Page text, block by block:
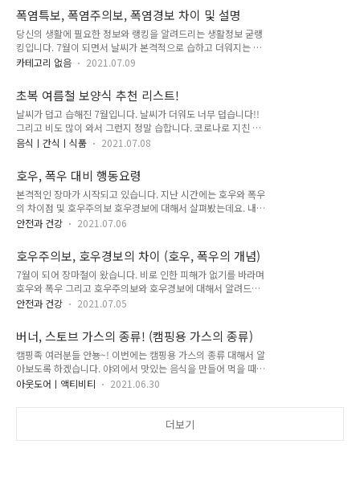
니다. 더위 먹었을 때 증상 및 응급조치 방법 일사병 일사병은 더
위 먹었을 때 나타나는 대표적..
여 정부에서 수도권에 사회적 거리두기를 4단계로 격상하며 특
단에 조치를 취한 것으로 생각됩니다. 이번 수도권 거리두기의
내용을 자세히 살펴보도록 하겠습니다. 거리두기 4단계 "시행기
간" 현재 예정된 거리두기 4단계 기간은 7월 12일 월요일부터 7
월 25일 일요일까지 2주간 시행을 할 예정입니다. 거리두기 4단
축소)할 예정이라고 합니다. 거리두기 4단계 "적용범위" 거리두
기 4단계 적용범위는 수도권 전체..
폭염특보, 폭염주의보, 폭염경보 차이 및 설명
당신의 생활에 필요한 정보와 랭킹을 알려드리는 생활정보 굳랭
킹입니다. 7월이 되면서 날씨가 본격적으로 습하고 더워지는 것
같습니다. 이렇게 더위가 지속되는 기상 현상을 폭염이라고 하는
염특보, 폭염주의보, 폭염경보라는 표현이 나오고 있습니다. 그
런데 폭염특보는 뭐고? 폭염주의보는 뭐고? 폭염경보는 뭔지 명
확한 설명은 안 해줍니다. 여러분은 폭염 특보, 주의보, 경보가
각각 어떤 뜻이 있는지 알고 계신가요? 폭염 특보와 폭염 주의보
그리고 폭염 경보에 대해서 각각 어떠한 뜻과 차이가 있는지 저
대해서 설명드리도록 하겠습니다. 폭염특보 폭염특보란 여름철
심한 더위가 지속될 때 국민들이 주..
카테고리 없음 2021.07.09
초복 여름철 보양식 추천 리스트!
날씨가 덥고 습해진 7월입니다. 날씨가 더워도 너무 덥습니다!!
그리고 비도 많이 와서 그런지 정말 습합니다. 코로나로 지친 심
신이 더위로 더 지칠 수밖에 없다~ 이 말입니다. 저만 그런가
소한 것에도 짜증이 늘고 잠도 안 옵니다!! 모두 서로 싸우지 않
기 위해서! 그리고 나의 건강을 위해서 특단의 조치가 필요합니
다. 어떻게?! 무슨 특단의 조치가 필요할까요? 예로부터 우리 조
상들은 더운 여름철을 시작하는 초복쯤에 보양식을 먹었습니다!
우리도 먹어야 합니다! 맛있는 음식, 아니 보양식을 말이죠!! 절
날부터 그래 왔던 우리의 전통에 대해서 얘기를 하는 것입니다.
건강을 위해서 단백..
음식ㅣ간식ㅣ식품 2021.07.08
호우, 폭우 대비 행동요령
본격적인 장마가 시작되고 있습니다. 지난 시간에는 호우와 폭우
의 차이점 및 호우주의보 호우경보에 대해서 살펴봤는데요. 내용
이 궁금하신 분들은 아래 링크 클릭해 보세요~ 호우주의보, 호우
비로 인한 피해가 없기를 바라며 호우와 폭우 그리고 호우주의보
와 호우경보에 대해서 알려드리도록 하겠습니다. 장마란 장마전
선의 형성으로 인해 여러 날에 goodranking.co.kr 자 그렇다면
이번에는 호우주의보와 호우경보 발령 시에 우리는 어떻게 행동
해야~ 장마와 호우에 대비하여 우리가 해야 하는 것들은 무엇인
할 수 있는지 장마철 호우 또는 폭우로부터 피해를 최소화할 수
있는 방법들을 자세히 ..
안전과 건강 2021.07.06
호우주의보, 호우경보의 차이 (호우, 폭우의 개념)
7월이 되어 장마철이 왔습니다. 비로 인한 피해가 없기를 바라며
호우와 폭우 그리고 호우주의보와 호우경보에 대해서 알려드리
도록 하겠습니다. 장마란 장마전선의 형성으로 인해 여러 날에
상륙 등으로 비가 많이 내리는 것을 우리는 일반적으로 호우 또
는 폭우라고 부르고 있으며, 호우와 폭우가 발생할 경우 많은 양
의 비로 인해 인명적 사고와 재산적 피해가 매년 빈번히 발생하
고 있습니다. 그래서 국가와 기상청에서는 비로 인한 국민들의
피해가 최소화되도록 호우주의보나 호우경보를 발표함으로써,
까요? 그리고 호우와 폭우는 정확히 어떤 ..
안전과 건강 2021.07.05
버너, 스토브 가스의 종류! (캠핑용 가스의 종류)
캠핑족 여러분들 안뇽~! 이번에는 캠핑용 가스의 종류 대해서 알
아보도록 하겠습니다. 야외에서 맛있는 음식을 만들어 먹을 때
필요한 버너와 스토브! 집에서도 야외에서도 버너나 스토브에
반적으로 흔히 사용되는 부탄가스부터 이름조차 생소한 이소가
아웃도어ㅣ액티비티 2021.06.30
더보기